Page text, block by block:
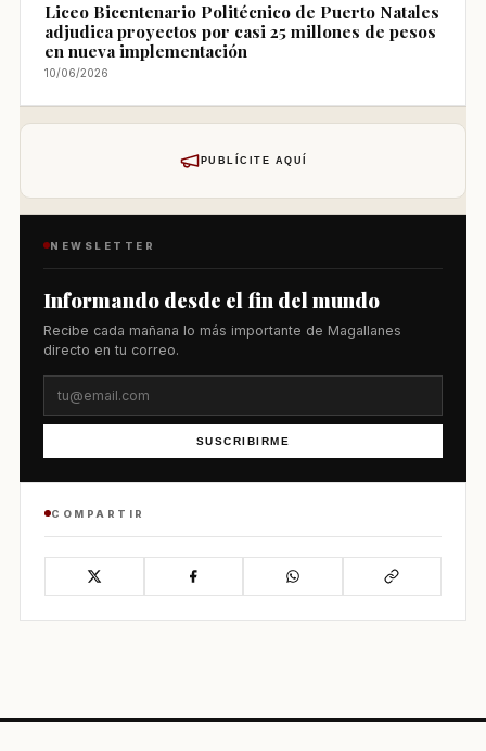
Liceo Bicentenario Politécnico de Puerto Natales
adjudica proyectos por casi 25 millones de pesos
en nueva implementación
10/06/2026
PUBLÍCITE AQUÍ
NEWSLETTER
Informando desde el fin del mundo
Recibe cada mañana lo más importante de Magallanes
directo en tu correo.
SUSCRIBIRME
COMPARTIR